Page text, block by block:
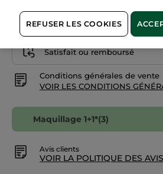
Livraison à partir du13/08
Satisfait ou remboursé
Conditions générales de vente
VOIR LES CONDITIONS
Maquillage 1+1*(3)
Avis clients
VOIR LA POLITIQUE DES
REFUSER LES COOKIES